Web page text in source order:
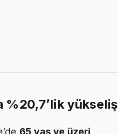
%20,7’lik yükseliş
65 yaş ve üzeri